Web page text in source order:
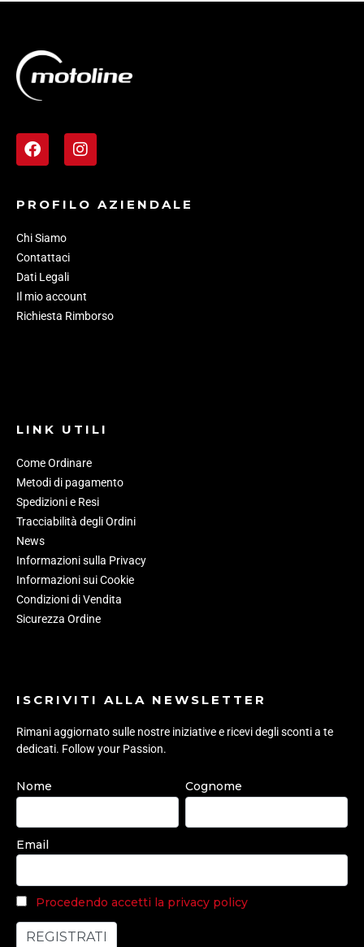
PROFILO AZIENDALE
Chi Siamo
Contattaci
Dati Legali
Il mio account
Richiesta Rimborso
LINK UTILI
Come Ordinare
Metodi di pagamento
Spedizioni e Resi
Tracciabilità degli Ordini
News
Informazioni sulla Privacy
Informazioni sui Cookie
Condizioni di Vendita
Sicurezza Ordine
ISCRIVITI ALLA NEWSLETTER
Rimani aggiornato sulle nostre iniziative e ricevi degli sconti a te
dedicati. Follow your Passion.
Nome Cognome
Email
Procedendo accetti la privacy policy